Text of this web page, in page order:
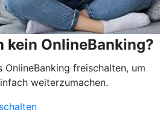
kein OnlineBanking?
OnlineBanking freischalten, um
weiterzumachen.